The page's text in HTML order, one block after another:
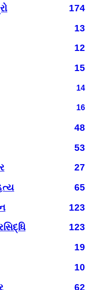
174
13
12
15
14
16
48
53
27
65
123
123
19
10
62